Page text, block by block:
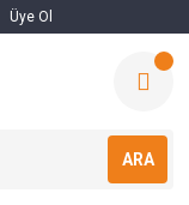
Üye Ol
ARA